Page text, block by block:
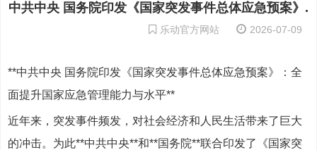
中共中央 国务院印发《国家突发事件总体应急预案》.
乐动官方网站 2026-07-09
**中共中央 国务院印发《国家突发事件总体应急预案》：全
面提升国家应急管理能力与水平**
近年来，突发事件频发，对社会经济和人民生活带来了巨大
的冲击。为此**中共中央**和**国务院**联合印发了《国家突